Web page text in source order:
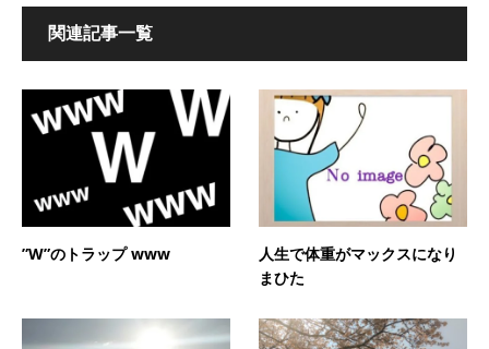
関連記事一覧
”W”のトラップ www
人生で体重がマックスになり
まひた